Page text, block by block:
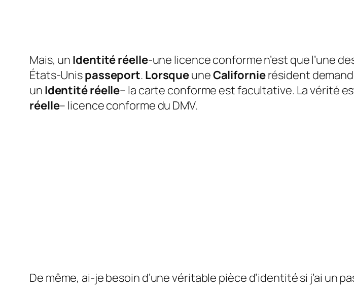
Mais, un Identité réelle-une licence conforme n’est que l’une
États-Unispasseport. LorsqueuneCalifornierésident
un Identité réelle– la carte conforme est facultative. La vérité
réelle– licence conforme du DMV.
De même, ai-je besoin d’une véritable pièce d’identité si j’ai un